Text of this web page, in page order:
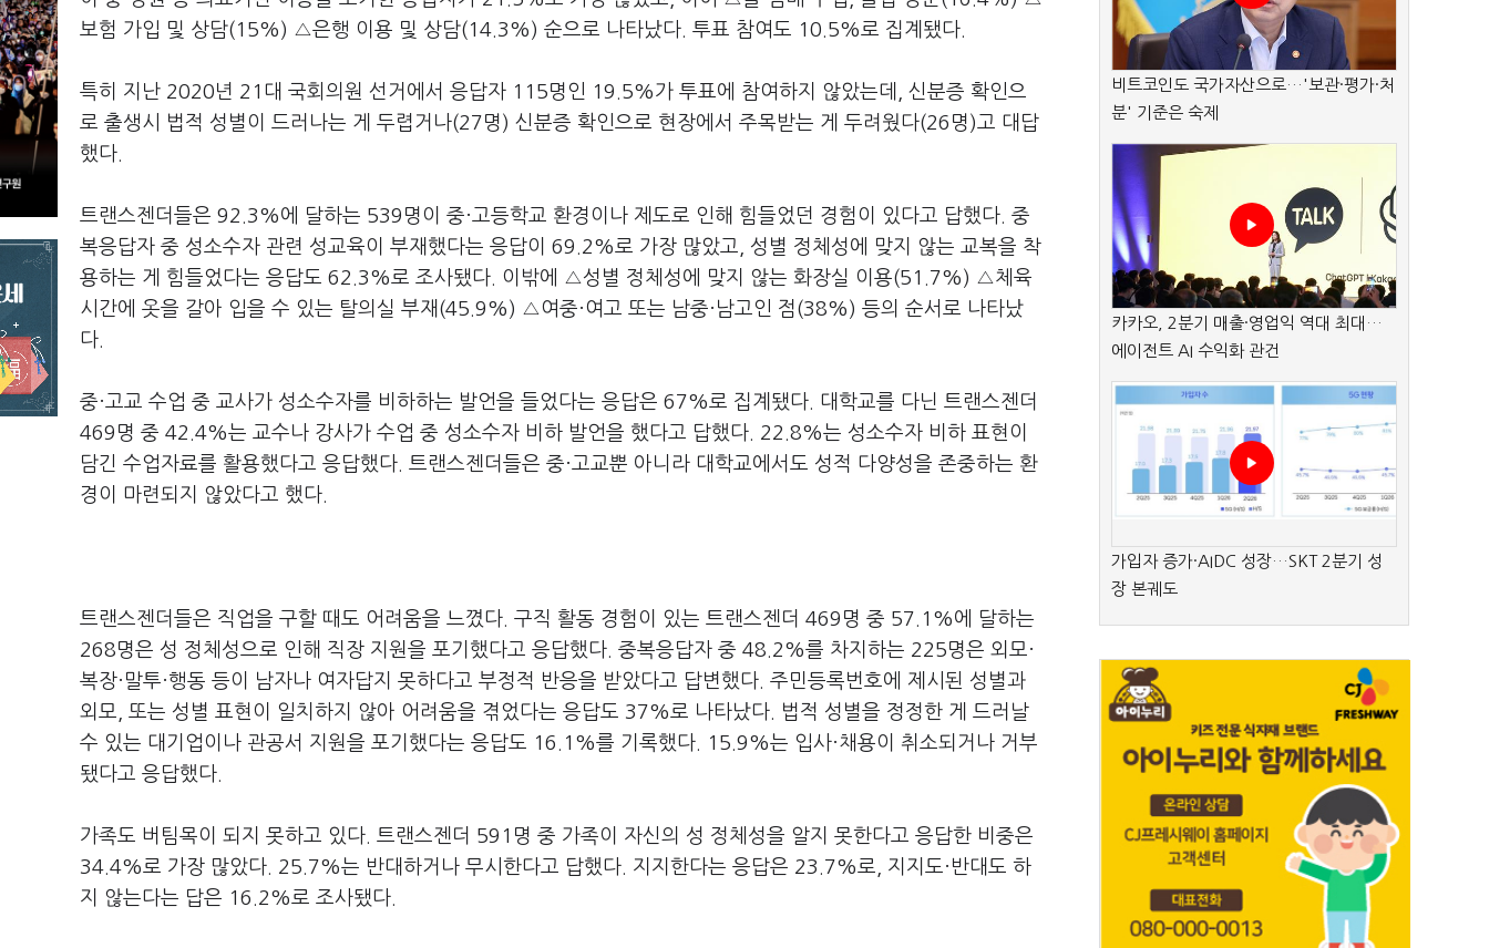
보험 가입 및 상담(15%) △은행 이용 및 상담(14.3%) 순으로 나타났다. 투표 참여도 10.5%로 집계됐다.
특히 지난 2020년 21대 국회의원 선거에서 응답자 115명인 19.5%가 투표에 참여하지 않았는데, 신분증 확인으
로 출생시 법적 성별이 드러나는 게 두렵거나(27명) 신분증 확인으로 현장에서 주목받는 게 두려웠다(26명)고 대답
했다.
트랜스젠더들은 92.3%에 달하는 539명이 중·고등학교 환경이나 제도로 인해 힘들었던 경험이 있다고 답했다. 중
복응답자 중 성소수자 관련 성교육이 부재했다는 응답이 69.2%로 가장 많았고, 성별 정체성에 맞지 않는 교복을 착
용하는 게 힘들었다는 응답도 62.3%로 조사됐다. 이밖에 △성별 정체성에 맞지 않는 화장실 이용(51.7%) △체육
시간에 옷을 갈아 입을 수 있는 탈의실 부재(45.9%) △여중·여고 또는 남중·남고인 점(38%) 등의 순서로 나타났
다.
중·고교 수업 중 교사가 성소수자를 비하하는 발언을 들었다는 응답은 67%로 집계됐다. 대학교를 다닌 트랜스젠더
469명 중 42.4%는 교수나 강사가 수업 중 성소수자 비하 발언을 했다고 답했다. 22.8%는 성소수자 비하 표현이
담긴 수업자료를 활용했다고 응답했다. 트랜스젠더들은 중·고교뿐 아니라 대학교에서도 성적 다양성을 존중하는 환
경이 마련되지 않았다고 했다.
트랜스젠더들은 직업을 구할 때도 어려움을 느꼈다. 구직 활동 경험이 있는 트랜스젠더 469명 중 57.1%에 달하는
268명은 성 정체성으로 인해 직장 지원을 포기했다고 응답했다. 중복응답자 중 48.2%를 차지하는 225명은 외모·
복장·말투·행동 등이 남자나 여자답지 못하다고 부정적 반응을 받았다고 답변했다. 주민등록번호에 제시된 성별과
외모, 또는 성별 표현이 일치하지 않아 어려움을 겪었다는 응답도 37%로 나타났다. 법적 성별을 정정한 게 드러날
수 있는 대기업이나 관공서 지원을 포기했다는 응답도 16.1%를 기록했다. 15.9%는 입사·채용이 취소되거나 거부
됐다고 응답했다.
가족도 버팀목이 되지 못하고 있다. 트랜스젠더 591명 중 가족이 자신의 성 정체성을 알지 못한다고 응답한 비중은
34.4%로 가장 많았다. 25.7%는 반대하거나 무시한다고 답했다. 지지한다는 응답은 23.7%로, 지지도·반대도 하
지 않는다는 답은 16.2%로 조사됐다.
비트코인도 국가자산으로…'보관·평가·처
분' 기준은 숙제
카카오, 2분기 매출·영업익 역대 최대…
에이전트 AI 수익화 관건
가입자 증가·AIDC 성장…SKT 2분기 성
장 본궤도